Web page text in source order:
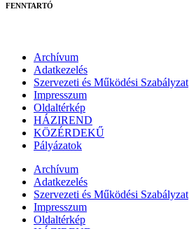
FENNTARTÓ
Archívum
Adatkezelés
Szervezeti és Működési Szabályzat
Impresszum
Oldaltérkép
HÁZIREND
KÖZÉRDEKŰ
Pályázatok
Archívum
Adatkezelés
Szervezeti és Működési Szabályzat
Impresszum
Oldaltérkép